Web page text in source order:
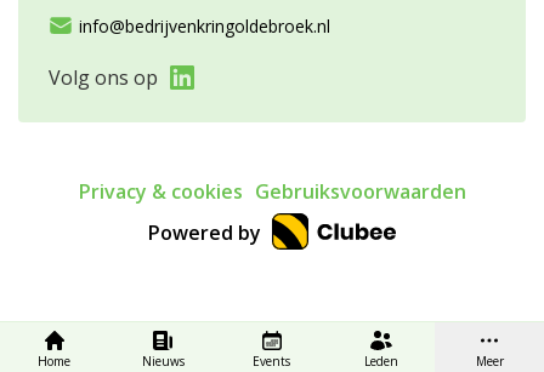
info@bedrijvenkringoldebroek.nl
Volg ons op
Home Nieuws Events Leden Meer
Privacy & cookies Gebruiksvoorwaarden
Powered by